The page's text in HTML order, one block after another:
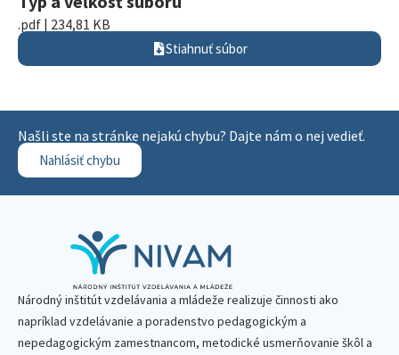
.pdf | 234,81 KB
Stiahnuť súbor
Našli ste na stránke nejakú chybu? Dajte nám o nej vedieť.
Nahlásiť chybu
Národný inštitút vzdelávania a mládeže realizuje činnosti ako
napríklad vzdelávanie a poradenstvo pedagogickým a
nepedagogickým zamestnancom, metodické usmerňovanie škôl a